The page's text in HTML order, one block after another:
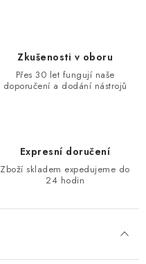
Zkušenosti v oboru
Přes 30 let fungují naše
doporučení a dodání nástrojů
Expresní doručení
Zboží skladem expedujeme do
24 hodin